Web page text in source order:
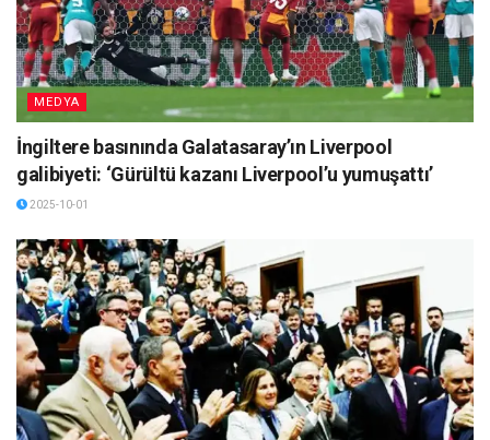
MEDYA
İngiltere basınında Galatasaray’ın Liverpool
galibiyeti: ‘Gürültü kazanı Liverpool’u yumuşattı’
2025-10-01